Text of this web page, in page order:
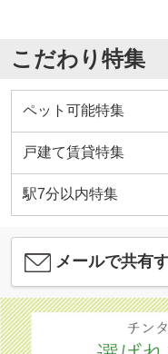
こだわり特集
ペット可能特集
戸建て賃貸特集
駅7分以内特集
メールで共有